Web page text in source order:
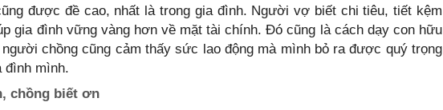
được đề cao, nhất là trong gia đình. Người vợ biết chi tiêu, tiết kệm
gia đình vững vàng hơn về mặt tài chính. Đó cũng là cách dạy con hữu
chồng cũng cảm thấy sức lao động mà mình bỏ ra được quý trọng
đình mình.
chồng biết ơn